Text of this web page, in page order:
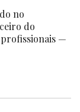
no
do
—